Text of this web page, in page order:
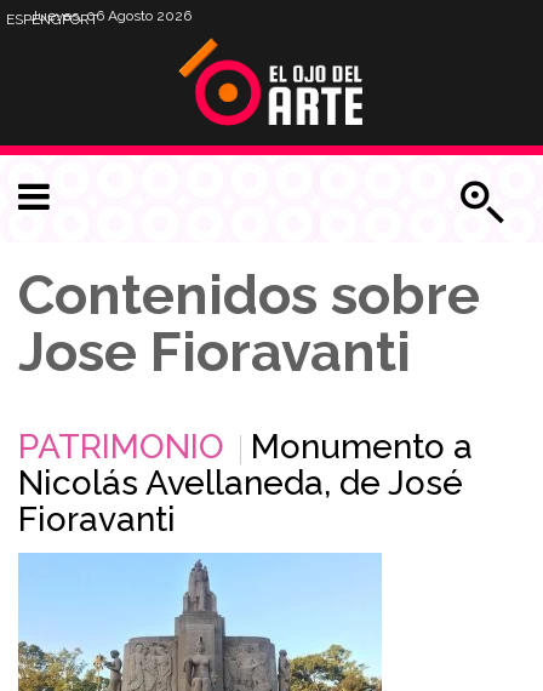
Jueves, 06 Agosto 2026
ESPENGPORT
Contenidos sobre
Jose Fioravanti
PATRIMONIO
Monumento a
Nicolás Avellaneda, de José
Fioravanti